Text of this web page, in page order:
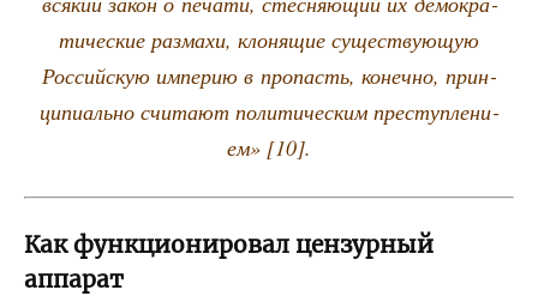
ти­че­ские раз­ма­хи, кло­ня­щие суще­ству­ю­щую
Рос­сий­скую импе­рию в про­пасть, конеч­но, прин­
ци­пи­аль­но счи­та­ют поли­ти­че­ским пре­ступ­ле­ни­
ем» [10].
Как функционировал цензурный
аппарат